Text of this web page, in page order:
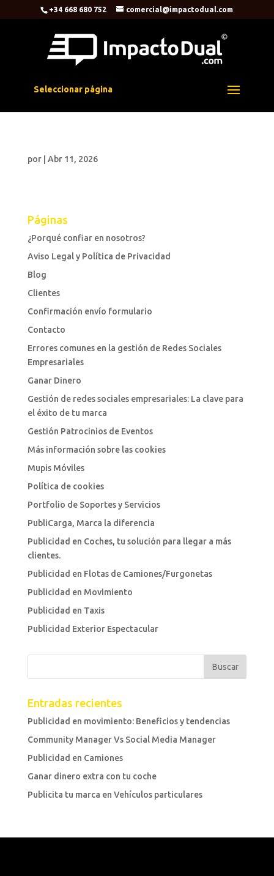
+34 668 680 752 comercial@impactodual.com
Seleccionar página
por Abr 11, 2026
Páginas
¿Porqué confiar en nosotros?
Aviso Legal y Política de Privacidad
Blog
Clientes
Confirmación envío formulario
Contacto
Errores comunes en la gestión de Redes Sociales
Empresariales
Ganar Dinero
Gestión de redes sociales empresariales: La clave para
el éxito de tu marca
Gestión Patrocinios de Eventos
Más información sobre las cookies
Mupis Móviles
Política de cookies
Portfolio de Soportes y Servicios
PubliCarga, Marca la diferencia
Publicidad en Coches, tu solución para llegar a más
clientes.
Publicidad en Flotas de Camiones/Furgonetas
Publicidad en Movimiento
Publicidad en Taxis
Publicidad Exterior Espectacular
Entradas recientes
Publicidad en movimiento: Beneficios y tendencias
Community Manager Vs Social Media Manager
Publicidad en Camiones
Ganar dinero extra con tu coche
Publicita tu marca en Vehículos particulares